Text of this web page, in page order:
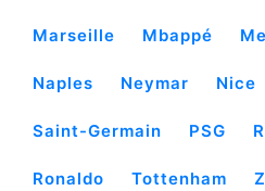
Marseille Mbappé
Naples Neymar Nice
Saint-Germain PSG
Ronaldo Tottenham